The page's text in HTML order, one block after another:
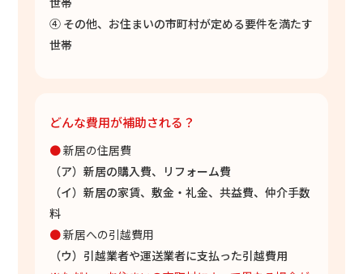
④ その他、お住まいの市町村が定める要件を満たす
世帯
どんな費用が補助される？
●新居の住居費
（ア）新居の購入費、リフォーム費
（イ）新居の家賃、敷金・礼金、共益費、仲介手数
料
●新居への引越費用
（ウ）引越業者や運送業者に支払った引越費用